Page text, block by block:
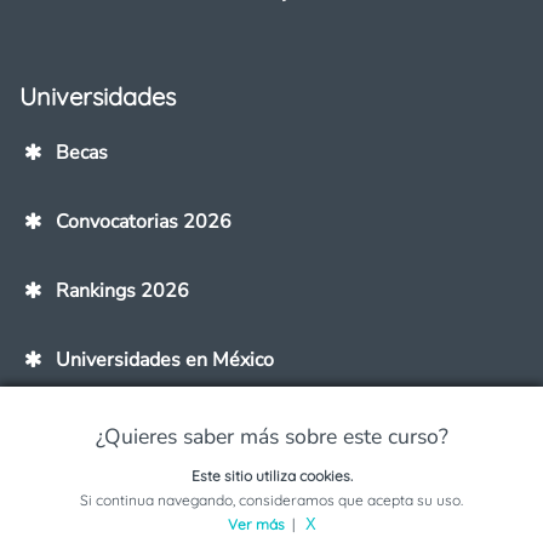
¿Quieres saber más sobre este curso?
Solicita información sobre este programa
Universidades
Becas
Convocatorias 2026
Rankings 2026
Universidades en México
Universidades en Línea
Universidades en tu Ciudad
Este sitio utiliza cookies.
Si continua navegando, consideramos que acepta su uso.
Ver más| X